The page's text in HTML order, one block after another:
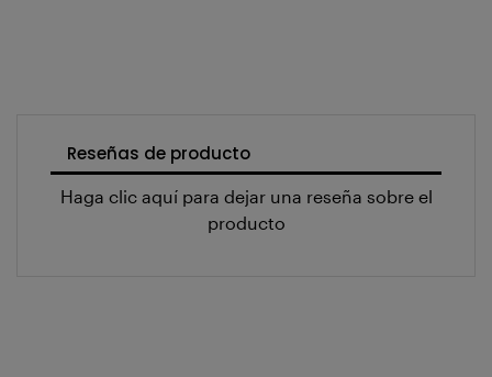
Reseñas de producto
Haga clic aquí para dejar una reseña sobre el
producto